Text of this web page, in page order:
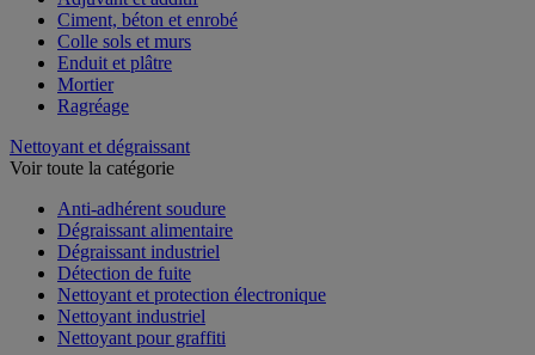
Ciment, béton et enrobé
Colle sols et murs
Enduit et plâtre
Mortier
Ragréage
Nettoyant et dégraissant
Voir toute la catégorie
Anti-adhérent soudure
Dégraissant alimentaire
Dégraissant industriel
Détection de fuite
Nettoyant et protection électronique
Nettoyant industriel
Nettoyant pour graffiti